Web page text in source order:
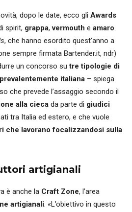
dopo le date, ecco gli Awards
spirit, grappa,vermouth e amaro.
, che hanno esordito quest’anno a
sempre firmata Bartender.it, ndr)
un concorso sutre tipologie di
italiana – spiega
che prevede l’assaggio secondo il
alla cieca da parte di giudici
tra Italia ed estero, e che vuole
che lavorano focalizzandosi sulla
artigianali
è anche la Craft Zone, l’area
artigianali. «L’obiettivo in questo